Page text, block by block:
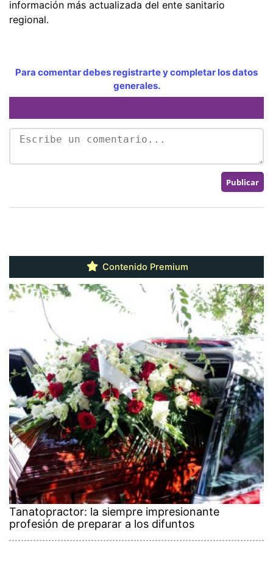
información más actualizada del ente sanitario
regional.
Para comentar debes registrarte y completar los datos
generales.
Contenido Premium
Tanatopractor: la siempre impresionante
profesión de preparar a los difuntos